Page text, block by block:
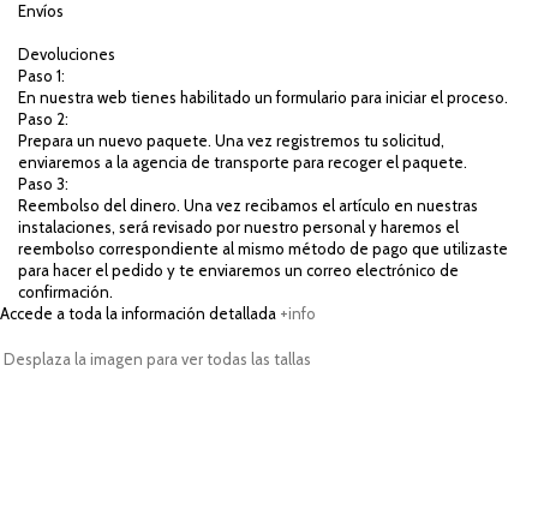
Envíos
Devoluciones
Paso 1:
En nuestra web tienes habilitado un formulario para iniciar el proceso.
Paso 2:
Prepara un nuevo paquete. Una vez registremos tu solicitud,
enviaremos a la agencia de transporte para recoger el paquete.
Paso 3:
Reembolso del dinero. Una vez recibamos el artículo en nuestras
instalaciones, será revisado por nuestro personal y haremos el
reembolso correspondiente al mismo método de pago que utilizaste
para hacer el pedido y te enviaremos un correo electrónico de
confirmación.
Accede a toda la información detallada +info
Desplaza la imagen para ver todas las tallas